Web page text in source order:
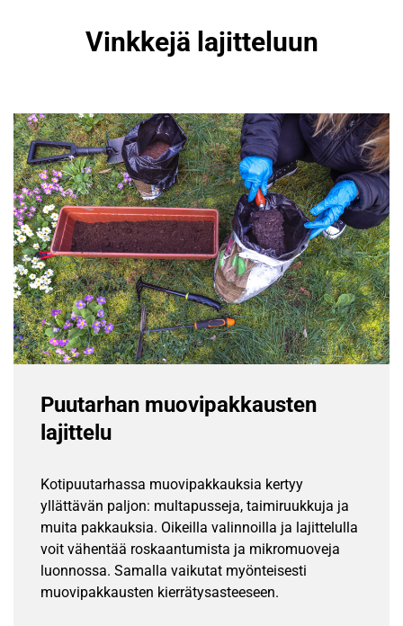
Vinkkejä lajitteluun
Puutarhan muovipakkausten
lajittelu
Kotipuutarhassa muovipakkauksia kertyy
yllättävän paljon: multapusseja, taimiruukkuja ja
muita pakkauksia. Oikeilla valinnoilla ja lajittelulla
voit vähentää roskaantumista ja mikromuoveja
luonnossa. Samalla vaikutat myönteisesti
muovipakkausten kierrätysasteeseen.